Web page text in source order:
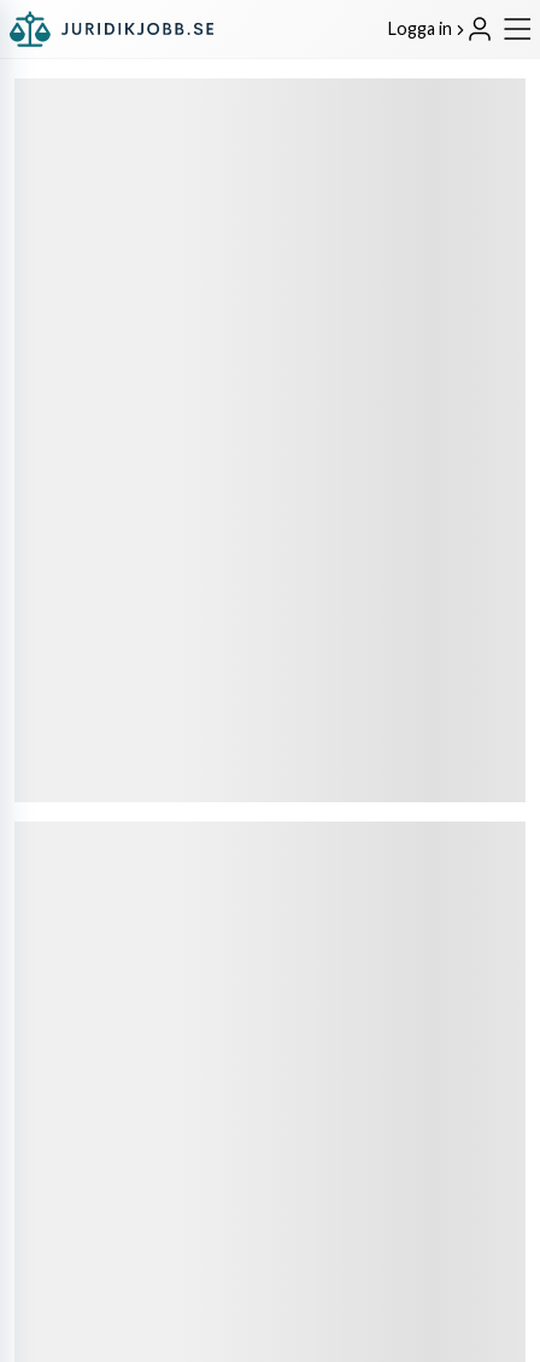
Logga in